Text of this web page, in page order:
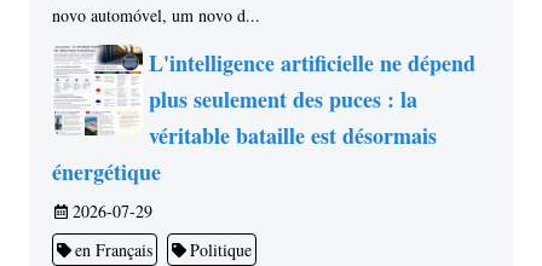
novo automóvel, um novo d...
L'intelligence artificielle ne dépend
plus seulement des puces : la
véritable bataille est désormais
énergétique
2026-07-29
en Français
Politique